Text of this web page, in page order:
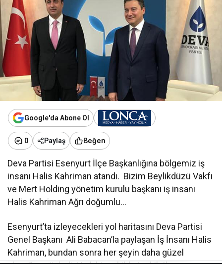
Google'da Abone Ol
0 Paylaş Beğen
Deva Partisi Esenyurt İlçe Başkanlığına bölgemiz iş
insanı Halis Kahriman atandı. Bizim Beylikdüzü Vakfı
ve Mert Holding yönetim kurulu başkanı iş insanı
Halis Kahriman Ağrı doğumlu…
Esenyurt’ta izleyecekleri yol haritasını Deva Partisi
Genel Başkanı Ali Babacan’la paylaşan İş İnsanı Halis
Kahriman, bundan sonra her şeyin daha güzel